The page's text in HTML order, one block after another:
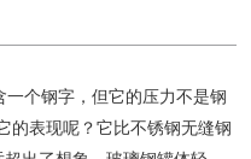
个钢字，但它的压力不是钢
的表现呢？它比不锈钢无缝钢